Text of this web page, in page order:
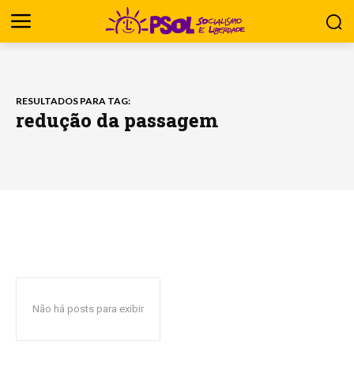
RESULTADOS PARA TAG:
redução da passagem
Não há posts para exibir